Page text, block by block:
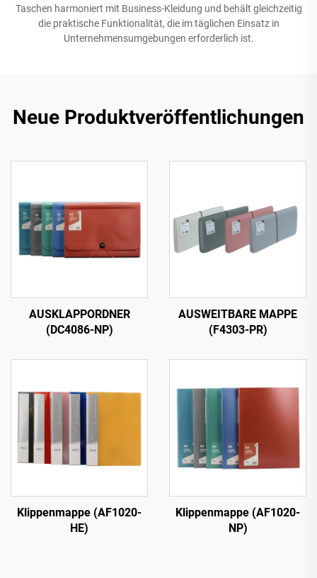
Taschen harmoniert mit Business-Kleidung und behält gleichzeitig
die praktische Funktionalität, die im täglichen Einsatz in
Unternehmensumgebungen erforderlich ist.
Neue Produktveröffentlichungen
AUSKLAPPORDNER
(DC4086-NP)
AUSWEITBARE MAPPE
(F4303-PR)
Klippenmappe (AF1020-
HE)
Klippenmappe (AF1020-
NP)